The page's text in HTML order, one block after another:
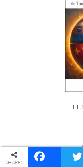
© COPYRIGHT
SHARES